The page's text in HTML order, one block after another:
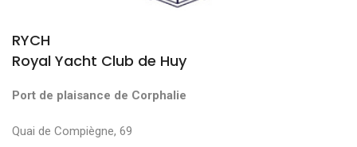
RYCH
Royal Yacht Club de Huy
Port de plaisance de Corphalie
Quai de Compiègne, 69